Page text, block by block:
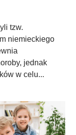
tzw.
niemieckiego
jednak
w celu...